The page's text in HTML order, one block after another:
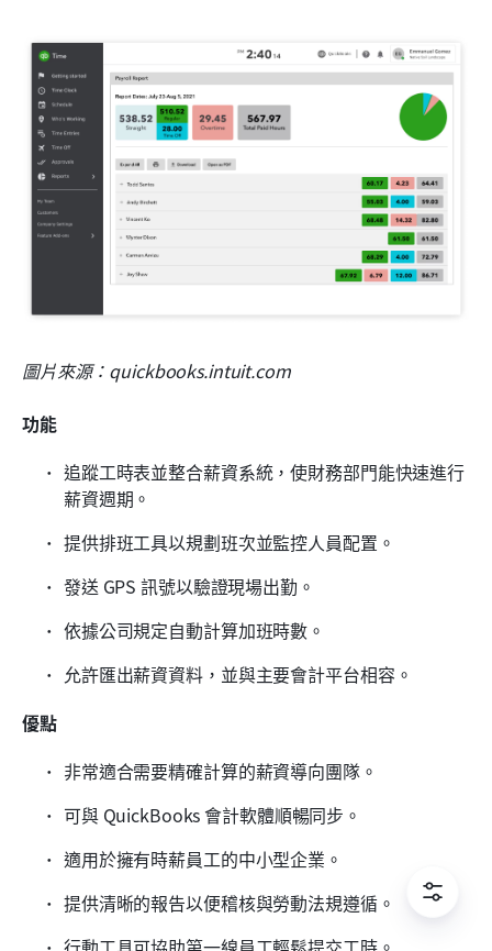
圖片來源：quickbooks.intuit.com
功能
追蹤工時表並整合薪資系統，使財務部門能快速進行
薪資週期。
提供排班工具以規劃班次並監控人員配置。
發送 GPS 訊號以驗證現場出勤。
依據公司規定自動計算加班時數。
允許匯出薪資資料，並與主要會計平台相容。
優點
非常適合需要精確計算的薪資導向團隊。
可與 QuickBooks 會計軟體順暢同步。
適用於擁有時薪員工的中小型企業。
提供清晰的報告以便稽核與勞動法規遵循。